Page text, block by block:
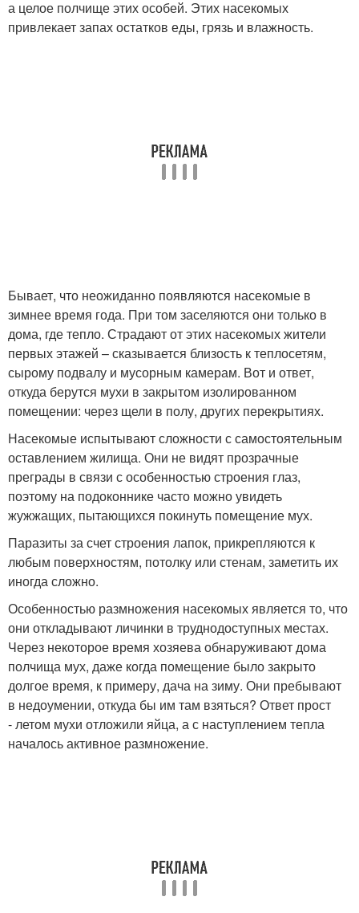
а целое полчище этих особей. Этих насекомых
привлекает запах остатков еды, грязь и влажность.
Бывает, что неожиданно появляются насекомые в
зимнее время года. При том заселяются они только в
дома, где тепло. Страдают от этих насекомых жители
первых этажей – сказывается близость к теплосетям,
сырому подвалу и мусорным камерам. Вот и ответ,
откуда берутся мухи в закрытом изолированном
помещении: через щели в полу, других перекрытиях.
Насекомые испытывают сложности с самостоятельным
оставлением жилища. Они не видят прозрачные
преграды в связи с особенностью строения глаз,
поэтому на подоконнике часто можно увидеть
жужжащих, пытающихся покинуть помещение мух.
Паразиты за счет строения лапок, прикрепляются к
любым поверхностям, потолку или стенам, заметить их
иногда сложно.
Особенностью размножения насекомых является то, что
они откладывают личинки в труднодоступных местах.
Через некоторое время хозяева обнаруживают дома
полчища мух, даже когда помещение было закрыто
долгое время, к примеру, дача на зиму. Они пребывают
в недоумении, откуда бы им там взяться? Ответ прост
- летом мухи отложили яйца, а с наступлением тепла
началось активное размножение.